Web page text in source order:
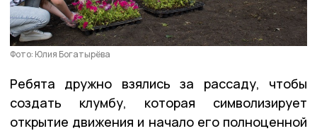
Фото: Юлия Богатырёва
Ребята дружно взялись за рассаду, чтобы
создать клумбу, которая символизирует
открытие движения и начало его полноценной